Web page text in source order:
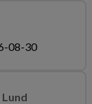
08-30